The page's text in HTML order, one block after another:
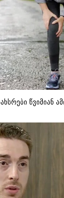
წვიმიან